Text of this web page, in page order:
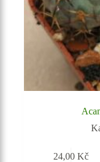
24,00Kč